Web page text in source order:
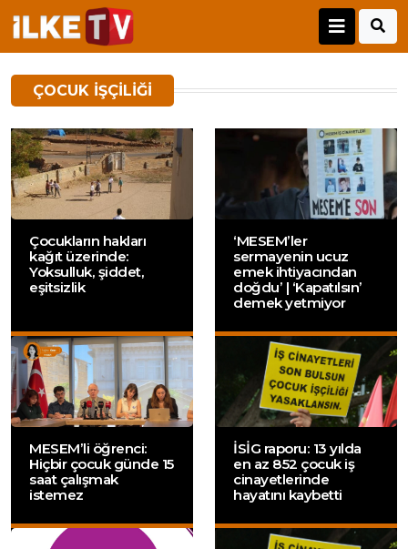
ÇOCUK IŞÇILIĞI
Çocukların hakları
kağıt üzerinde:
Yoksulluk, şiddet,
eşitsizlik
‘MESEM’ler
sermayenin ucuz
emek ihtiyacından
doğdu’ | ‘Kapatılsın’
demek yetmiyor
MESEM’li öğrenci:
Hiçbir çocuk günde 15
saat çalışmak
istemez
İSİG raporu: 13 yılda
en az 852 çocuk iş
cinayetlerinde
hayatını kaybetti